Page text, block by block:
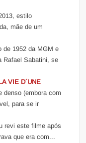
estilo
mãe de um
de 1952 da MGM e
Rafael Sabatini, se
VIE D´UNE
denso (embora com
para se ir
revi este filme após
que era com...